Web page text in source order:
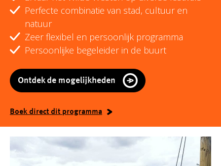
Perfecte combinatie van stad, cultuur en
natuur
Zeer flexibel en persoonlijk programma
Persoonlijke begeleider in de buurt
Ontdek de mogelijkheden
Boek direct dit programma